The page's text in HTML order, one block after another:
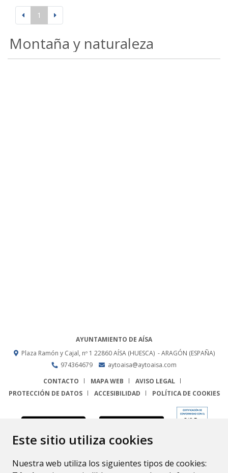
Este sitio utiliza cookies
Nuestra web utiliza los siguientes tipos de cookies:
1
Montaña y naturaleza
AYUNTAMIENTO DE AÍSA
Plaza Ramón y Cajal, nº 1 22860 AÍSA (HUESCA) - ARAGÓN (ESPAÑA)
974364679
aytoaisa@aytoaisa.com
CONTACTO
MAPA WEB
AVISO LEGAL
PROTECCIÓN DE DATOS
ACCESIBILIDAD POLÍTICA DE COOKIES